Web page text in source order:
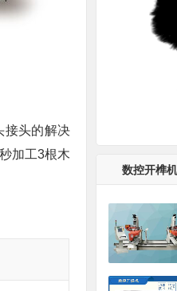
接头的解决
加工3根木
数控开榫